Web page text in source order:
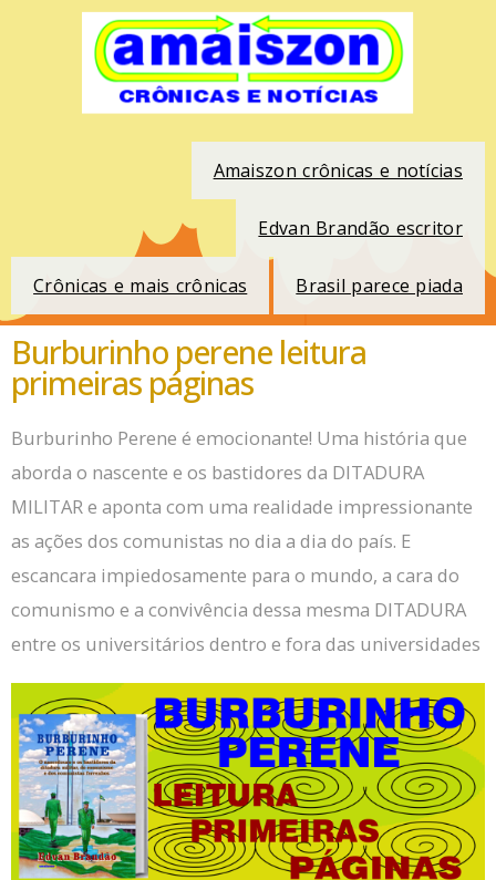
Amaiszon crônicas e notícias
Edvan Brandão escritor
Crônicas e mais crônicas Brasil parece piada
Burburinho perene leitura
primeiras páginas
Burburinho Perene é emocionante! Uma história que
aborda o nascente e os bastidores da DITADURA
MILITAR e aponta com uma realidade impressionante
as ações dos comunistas no dia a dia do país. E
escancara impiedosamente para o mundo, a cara do
comunismo e a convivência dessa mesma DITADURA
entre os universitários dentro e fora das universidades